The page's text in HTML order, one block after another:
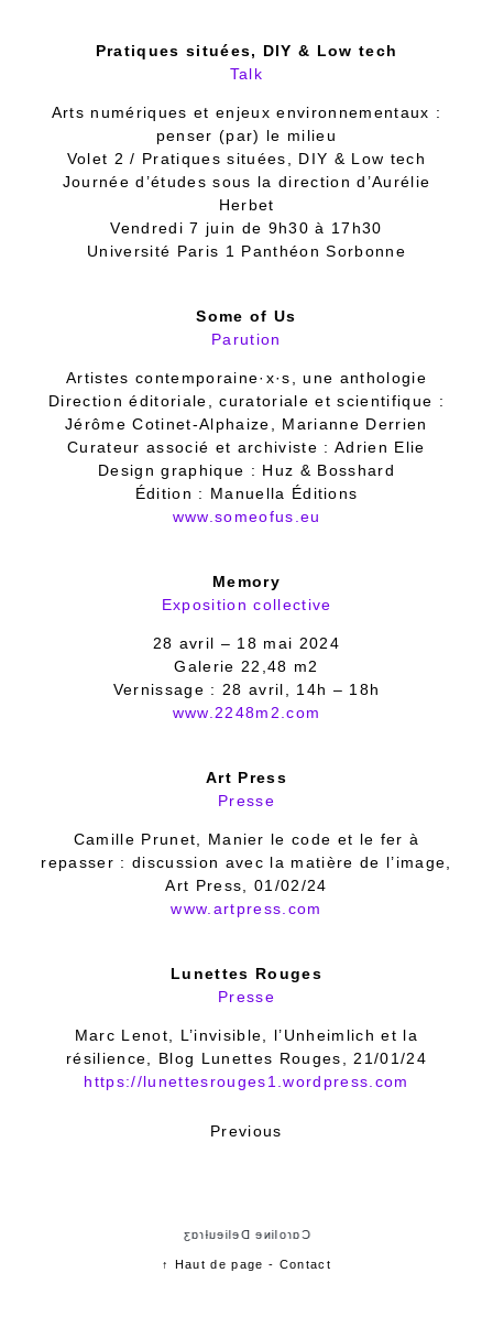
Pratiques situées, DIY & Low tech
Talk
Arts numériques et enjeux environnementaux :
penser (par) le milieu
Volet 2 / Pratiques situées, DIY & Low tech
Journée d’études sous la direction d’Aurélie
Herbet
Vendredi 7 juin de 9h30 à 17h30
Université Paris 1 Panthéon Sorbonne
Some of Us
Parution
Artistes contemporaine·x·s, une anthologie
Direction éditoriale, curatoriale et scientifique :
Jérôme Cotinet-Alphaize, Marianne Derrien
Curateur associé et archiviste : Adrien Elie
Design graphique : Huz & Bosshard
Édition : Manuella Éditions
www.someofus.eu
Memory
Exposition collective
28 avril – 18 mai 2024
Galerie 22,48 m2
Vernissage : 28 avril, 14h – 18h
www.2248m2.com
Art Press
Presse
Camille Prunet, Manier le code et le fer à
repasser : discussion avec la matière de l’image,
Art Press, 01/02/24
www.artpress.com
Lunettes Rouges
Presse
Marc Lenot, L’invisible, l’Unheimlich et la
résilience, Blog Lunettes Rouges, 21/01/24
https://lunettesrouges1.wordpress.com
Previous
Cɑɾoliɴe Delieuƚɾɑʒ
↑ Haut de page - Contact